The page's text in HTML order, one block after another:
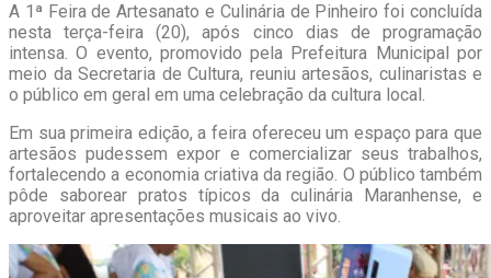
A 1ª Feira de Artesanato e Culinária de Pinheiro foi concluída
nesta terça-feira (20), após cinco dias de programação
intensa. O evento, promovido pela Prefeitura Municipal por
meio da Secretaria de Cultura, reuniu artesãos, culinaristas e
o público em geral em uma celebração da cultura local.
Em sua primeira edição, a feira ofereceu um espaço para que
artesãos pudessem expor e comercializar seus trabalhos,
fortalecendo a economia criativa da região. O público também
pôde saborear pratos típicos da culinária Maranhense, e
aproveitar apresentações musicais ao vivo.